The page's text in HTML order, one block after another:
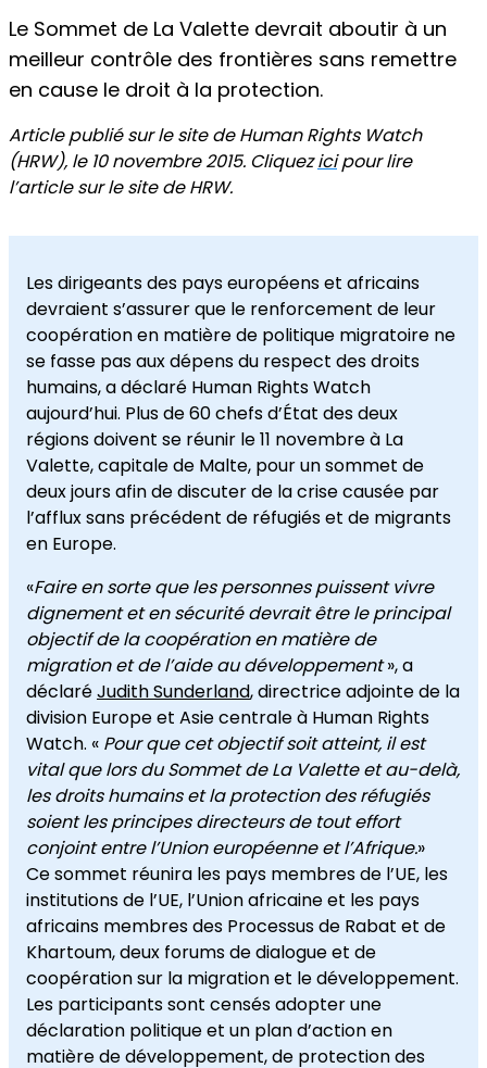
Le Sommet de La Valette devrait aboutir à un
meilleur contrôle des frontières sans remettre
en cause le droit à la protection.
Article publié sur le site de Human Rights Watch
(HRW), le 10 novembre 2015. Cliquezicipour lire
l’article sur le site de HRW.
Les dirigeants des pays européens et africains
devraient s’assurer que le renforcement de leur
coopération en matière de politique migratoire ne
se fasse pas aux dépens du respect des droits
humains, a déclaré Human Rights Watch
aujourd’hui. Plus de 60 chefs d’État des deux
régions doivent se réunir le 11 novembre à La
Valette, capitale de Malte, pour un sommet de
deux jours afin de discuter de la crise causée par
l’afflux sans précédent de réfugiés et de migrants
en Europe.
«Faire en sorte que les personnes puissent vivre
dignement et en sécurité devrait être le principal
objectif de la coopération en matière de
migration et de l’aide au développement», a
déclaréJudith Sunderland, directrice adjointe de la
division Europe et Asie centrale à Human Rights
Watch. « Pour que cet objectif soit atteint, il est
vital que lors du Sommet de La Valette et au-delà,
les droits humains et la protection des réfugiés
soient les principes directeurs de tout effort
conjoint entre l’Union européenne et l’Afrique.»
Ce sommet réunira les pays membres de l’UE, les
institutions de l’UE, l’Union africaine et les pays
africains membres des Processus de Rabat et de
Khartoum, deux forums de dialogue et de
coopération sur la migration et le développement.
Les participants sont censés adopter une
déclaration politique et un plan d’action en
matière de développement, de protection des